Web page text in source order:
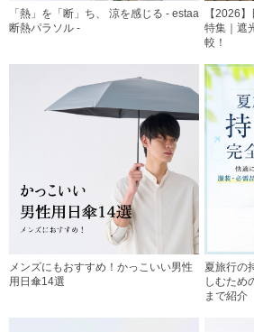
「熱」を「断」ち、 涼を感じる - estaa
断熱パラソル -
【2026
特集｜遮
較！
メンズにもおすすめ！かっこいい男性
用日傘14選
夏旅行の
しむため
まで紹介